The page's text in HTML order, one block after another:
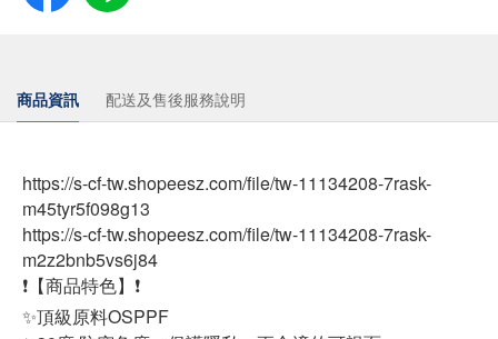
商品資訊 配送及售後服務說明
https://s-cf-tw.shopeesz.com/file/tw-11134208-7rask-
m45tyr5f098g13
https://s-cf-tw.shopeesz.com/file/tw-11134208-7rask-
m2z2bnb5vs6j84
❗【商品特色】❗
✨頂級原料OSPPF